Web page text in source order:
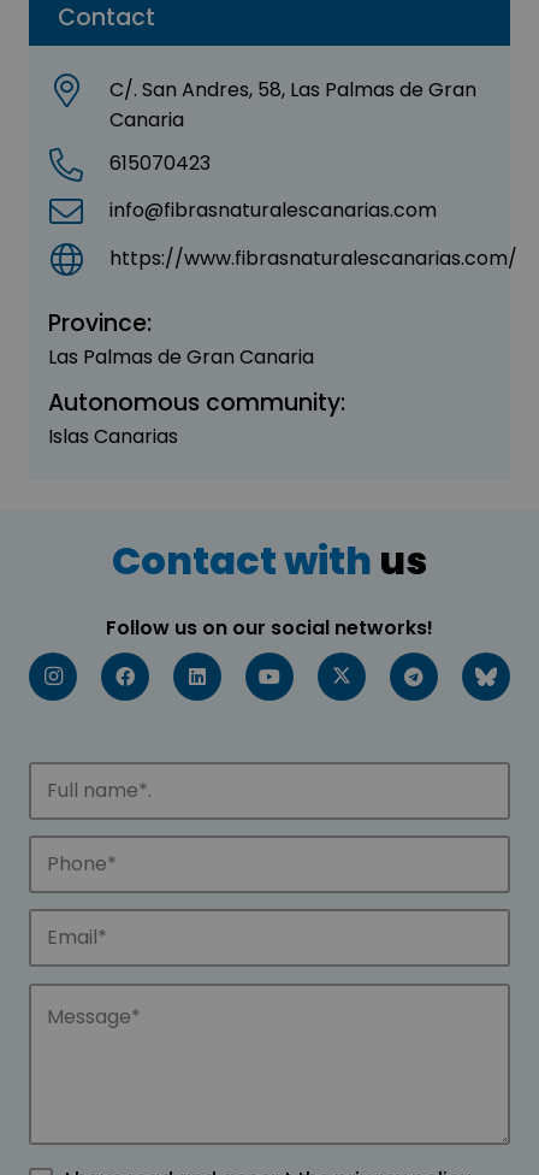
Contact
C/. San Andres, 58, Las Palmas de Gran
Canaria
615070423
info@fibrasnaturalescanarias.com
https://www.fibrasnaturalescanarias.com/
Province:
Las Palmas de Gran Canaria
Autonomous community:
Islas Canarias
Contact with us
Follow us on our social networks!